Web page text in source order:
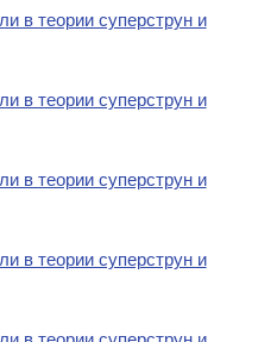
в теории суперструн и
в теории суперструн и
в теории суперструн и
в теории суперструн и